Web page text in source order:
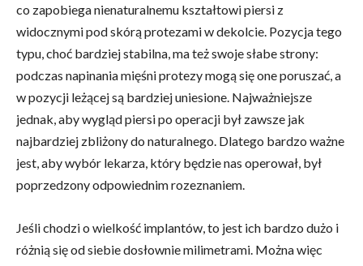
co zapobiega nienaturalnemu kształtowi piersi z
widocznymi pod skórą protezami w dekolcie. Pozycja tego
typu, choć bardziej stabilna, ma też swoje słabe strony:
podczas napinania mięśni protezy mogą się one poruszać, a
w pozycji leżącej są bardziej uniesione. Najważniejsze
jednak, aby wygląd piersi po operacji był zawsze jak
najbardziej zbliżony do naturalnego. Dlatego bardzo ważne
jest, aby wybór lekarza, który będzie nas operował, był
poprzedzony odpowiednim rozeznaniem.
Jeśli chodzi o wielkość implantów, to jest ich bardzo dużo i
różnią się od siebie dosłownie milimetrami. Można więc